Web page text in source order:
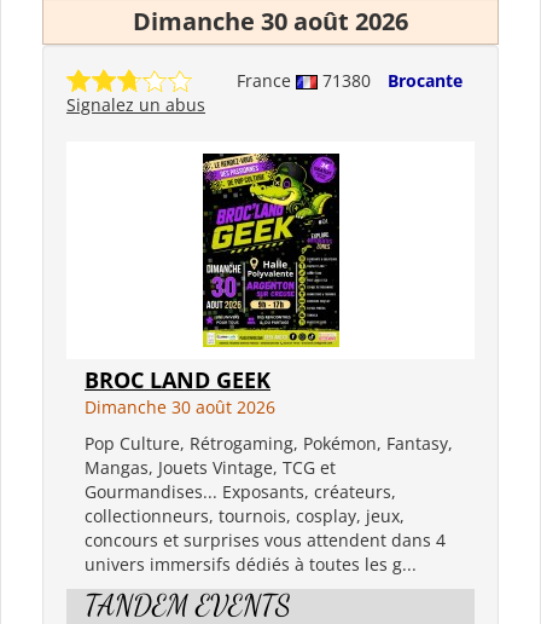
Dimanche 30 août 2026
France 71380
Brocante
Signalez un abus
BROC LAND GEEK
Dimanche 30 août 2026
Pop Culture, Rétrogaming, Pokémon, Fantasy,
Mangas, Jouets Vintage, TCG et
Gourmandises... Exposants, créateurs,
collectionneurs, tournois, cosplay, jeux,
concours et surprises vous attendent dans 4
univers immersifs dédiés à toutes les g...
TANDEM EVENTS